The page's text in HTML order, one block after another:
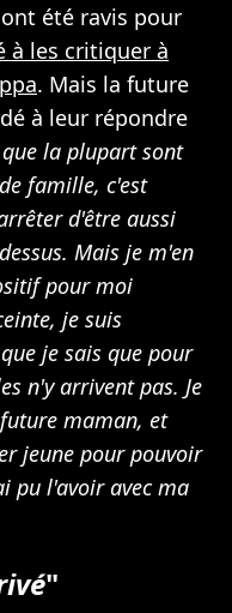
été ravis pour
à les critiquer à
. Mais la future
à leur répondre
que la plupart sont
famille, c'est
d'être aussi
Mais je m'en
pour moi
je suis
je sais que pour
n'y arrivent pas. Je
maman, et
jeune pour pouvoir
pu l'avoir avec ma
"